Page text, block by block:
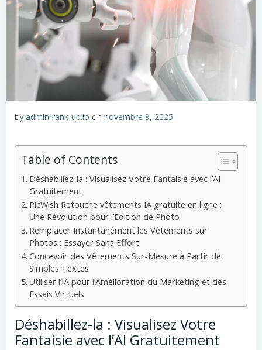
byadmin-rank-up.io on novembre 9, 2025
Table of Contents
Déshabillez-la : Visualisez Votre Fantaisie avec l’AI
Gratuitement
PicWish Retouche vêtements IA gratuite en ligne :
Une Révolution pour l’Edition de Photo
Remplacer Instantanément les Vêtements sur
Photos : Essayer Sans Effort
Concevoir des Vêtements Sur-Mesure à Partir de
Simples Textes
Utiliser l’IA pour l’Amélioration du Marketing et des
Essais Virtuels
Déshabillez-la : Visualisez Votre
Fantaisie avec l’AI Gratuitement